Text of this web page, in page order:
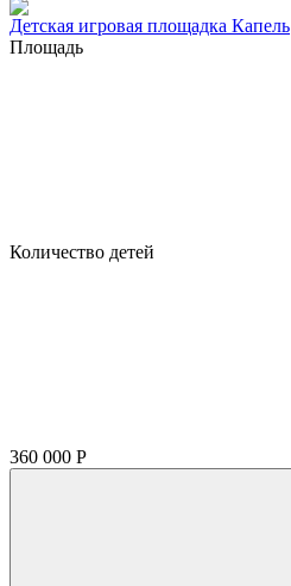
Детская игровая площадка Капель
Площадь
Количество детей
360 000 Р